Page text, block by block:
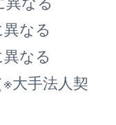
なる
なる
手法人契